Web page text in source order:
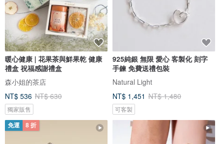
暖心健康 | 花果茶與鮮果乾 健康
禮盒 祝福感謝禮盒
森小姐的茶店
NT$ 536 NT$ 630
獨家販售
925純銀 無限 愛心 客製化 刻字
手鍊 免費送禮包裝
Natural Light
NT$ 1,451 NT$ 1,480
可客製
免運 8 折